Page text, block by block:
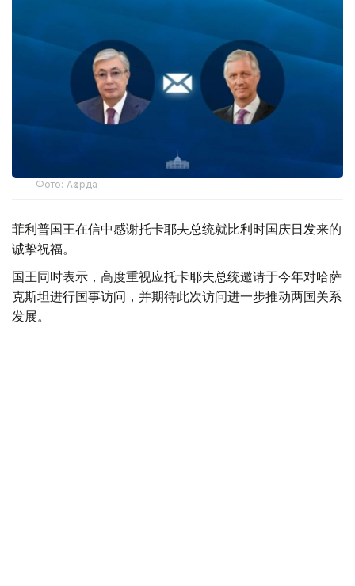
Фото: Ақорда
菲利普国王在信中感谢托卡耶夫总统就比利时国庆日发来的
诚挚祝福。
国王同时表示，高度重视应托卡耶夫总统邀请于今年对哈萨
克斯坦进行国事访问，并期待此次访问进一步推动两国关系
发展。